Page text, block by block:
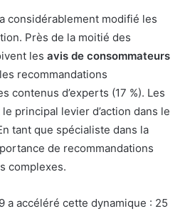
considérablement modifié les
Près de la moitié des
les avis de consommateurs
recommandations
contenus d’experts (17 %). Les
principal levier d’action dans le
tant que spécialiste dans la
de recommandations
complexes.
a accéléré cette dynamique : 25